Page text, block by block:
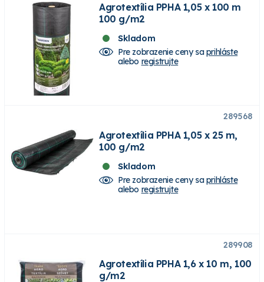
Agrotextília PPHA 1,05 x 100 m
100 g/m2
Skladom
Pre zobrazenie ceny saprihláste
alebo registrujte
289568
Agrotextília PPHA 1,05 x 25 m,
100 g/m2
Skladom
Pre zobrazenie ceny saprihláste
alebo registrujte
289908
Agrotextília PPHA 1,6 x 10 m, 100
g/m2